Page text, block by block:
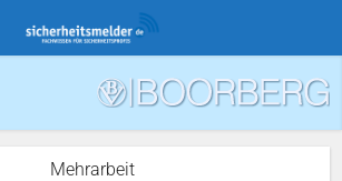
Mehrarbeit